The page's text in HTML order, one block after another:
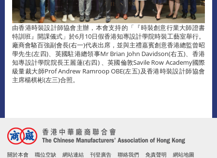
由香港時裝設計師協會主辦，本會支持的「『時裝創意行業大師證書
特訓班』開課儀式」於6月10日假香港知專設計學院時裝工藝室舉行。
廠商會駱百強副會長(右一)代表出席，並與主禮嘉賓創意香港總監曾昭
學先生(左四)、英國駐港總領事Mr Brian John Davidson(右五)、香港
知專設計學院院長王麗蓮(右四) 、英國倫敦Savile Row Academy國際
級量裁大師Prof Andrew Ramroop OBE(左五)及香港時裝設計師協會
主席楊棋彬(左三)合照。
關於本會 職位空缺 網站連結 刊登廣告 聯絡我們 免責聲明 網站地圖